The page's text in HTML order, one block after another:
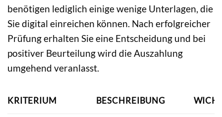
benötigen lediglich einige wenige Unterlagen, die
Sie digital einreichen können. Nach erfolgreicher
Prüfung erhalten Sie eine Entscheidung und bei
positiver Beurteilung wird die Auszahlung
umgehend veranlasst.
KRITERIUM BESCHREIBUNG